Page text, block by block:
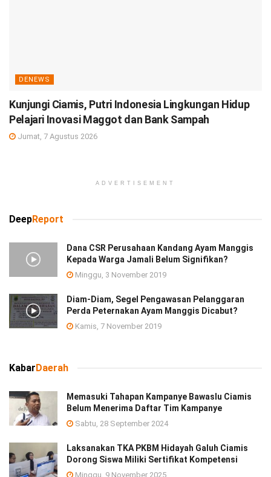
DENEWS
Kunjungi Ciamis, Putri Indonesia Lingkungan Hidup
Pelajari Inovasi Maggot dan Bank Sampah
Jumat, 7 Agustus 2026
ADVERTISEMENT
DeepReport
Dana CSR Perusahaan Kandang Ayam Manggis
Kepada Warga Jamali Belum Signifikan?
Minggu, 3 November 2019
Diam-Diam, Segel Pengawasan Pelanggaran
Perda Peternakan Ayam Manggis Dicabut?
Kamis, 7 November 2019
KabarDaerah
Memasuki Tahapan Kampanye Bawaslu Ciamis
Belum Menerima Daftar Tim Kampanye
Sabtu, 28 September 2024
Laksanakan TKA PKBM Hidayah Galuh Ciamis
Dorong Siswa Miliki Sertifikat Kompetensi
Minggu, 9 November 2025